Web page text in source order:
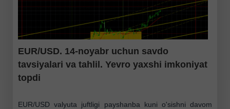
EUR/USD. 14-noyabr uchun savdo
tavsiyalari va tahlil. Yevro yaxshi imkoniyat
topdi
EUR/USD valyuta juftligi payshanba kuni o'sishni davom